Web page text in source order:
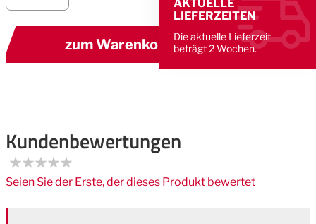
AKTUELLE
LIEFERZEITEN
Die aktuelle Lieferzeit
beträgt 2 Wochen.
zum Warenkorb hinzufügen
Kundenbewertungen
Seien Sie der Erste, der dieses Produkt bewertet